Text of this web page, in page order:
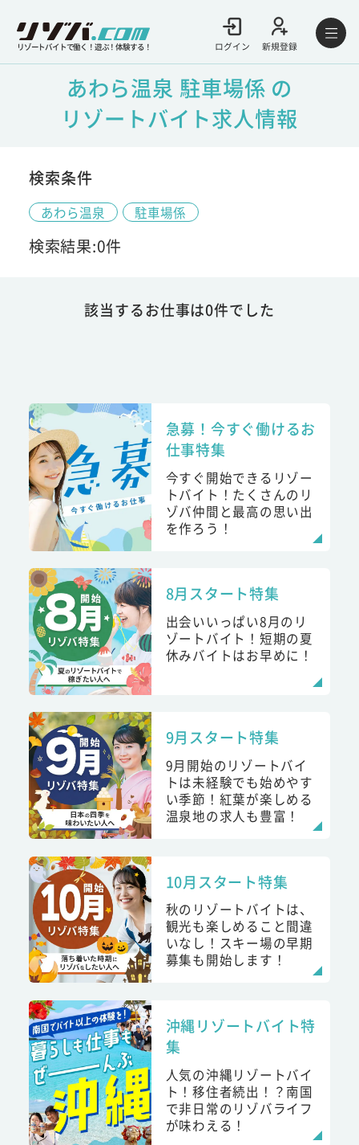
リゾートバイトで働く！遊ぶ！体験する！ ログイン 新規登録
あわら温泉 駐車場係 の
リゾートバイト求人情報
検索条件
あわら温泉 駐車場係
検索結果:0件
該当するお仕事は0件でした
急募！今すぐ働けるお
仕事特集
今すぐ開始できるリゾー
トバイト！たくさんのリ
ゾバ仲間と最高の思い出
を作ろう！
8月スタート特集
出会いいっぱい8月のリ
ゾートバイト！短期の夏
休みバイトはお早めに！
9月スタート特集
9月開始のリゾートバイ
トは未経験でも始めやす
い季節！紅葉が楽しめる
温泉地の求人も豊富！
10月スタート特集
秋のリゾートバイトは、
観光も楽しめること間違
いなし！スキー場の早期
募集も開始します！
沖縄リゾートバイト特
集
人気の沖縄リゾートバイ
ト！移住者続出！？南国
で非日常のリゾバライフ
が味わえる！